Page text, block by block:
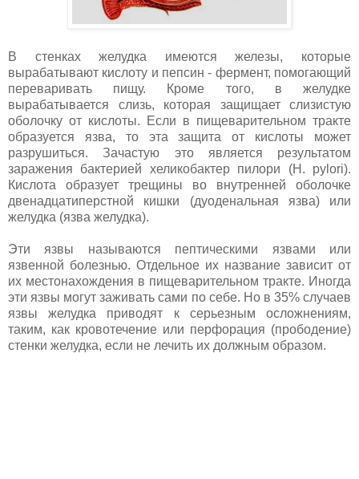
В стенках желудка имеются железы, которые
вырабатывают кислоту и пепсин - фермент, помогающий
переваривать пищу. Кроме того, в желудке
вырабатывается слизь, которая защищает слизистую
оболочку от кислоты. Если в пищеварительном тракте
образуется язва, то эта защита от кислоты может
разрушиться. Зачастую это является результатом
заражения бактерией хеликобактер пилори (H. pylori).
Кислота образует трещины во внутренней оболочке
двенадцатиперстной кишки (дуоденальная язва) или
желудка (язва желудка).
Эти язвы называются пептическими язвами или
язвенной болезнью. Отдельное их название зависит от
их местонахождения в пищеварительном тракте. Иногда
эти язвы могут заживать сами по себе. Но в 35% случаев
язвы желудка приводят к серьезным осложнениям,
таким, как кровотечение или перфорация (прободение)
стенки желудка, если не лечить их должным образом.